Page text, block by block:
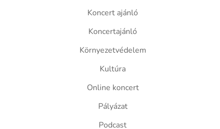
Koncert ajánló
Koncertajánló
Környezetvédelem
Kultúra
Online koncert
Pályázat
Podcast